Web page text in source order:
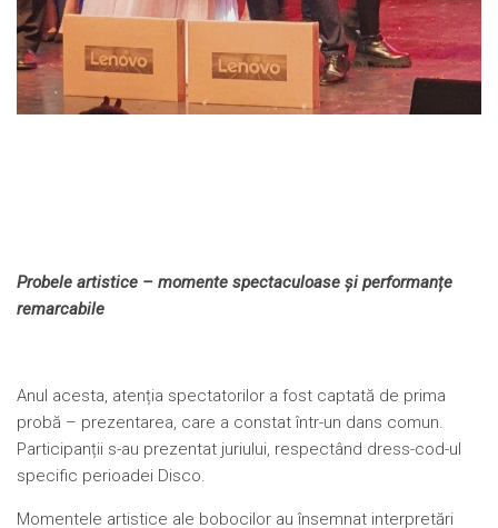
Probele artistice – momente spectaculoase și performanțe
remarcabile
Anul acesta, atenția spectatorilor a fost captată de prima
probă – prezentarea, care a constat într-un dans comun.
Participanții s-au prezentat juriului, respectând dress-cod-ul
specific perioadei Disco.
Momentele artistice ale bobocilor au însemnat interpretări